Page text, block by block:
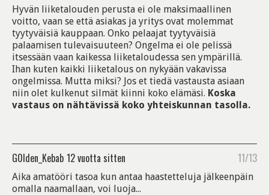
Hyvän liiketalouden perusta ei ole maksimaallinen
voitto, vaan se että asiakas ja yritys ovat molemmat
tyytyväisiä kauppaan. Onko pelaajat tyytyväisiä
palaamisen tulevaisuuteen? Ongelma ei ole pelissä
itsessään vaan kaikessa liiketaloudessa sen ympärillä.
Ihan kuten kaikki liiketalous on nykyään vakavissa
ongelmissa. Mutta miksi? Jos et tiedä vastausta asiaan
niin olet kulkenut silmät kiinni koko elämäsi. Koska
vastaus on nähtävissä koko yhteiskunnan tasolla.
G0lden_Kebab 12 vuotta sitten 11/13
Aika amatööri tasoa kun antaa haastetteluja jälkeenpäin
omalla naamallaan, voi luoja...